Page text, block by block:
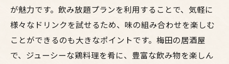
が魅力です。飲み放題プランを利用することで、気軽に
様々なドリンクを試せるため、味の組み合わせを楽しむ
ことができるのも大きなポイントです。梅田の居酒屋
で、ジューシーな鶏料理を肴に、豊富な飲み物を楽しん